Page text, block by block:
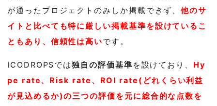
が通ったプロジェクトのみしか掲載できず、他のサ
イトと比べても特に厳しい掲載基準を設けているこ
ともあり、信頼性は高いです。
ICODROPSでは独自の評価基準 を設けており、 Hy
pe rate、Risk rate、ROI rate(どれくらい利益
が見込めるか)の三つの評価を元に総合的な点数を